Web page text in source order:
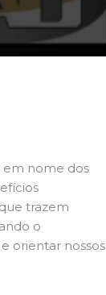
em nome dos
trazem
o
orientar nossos